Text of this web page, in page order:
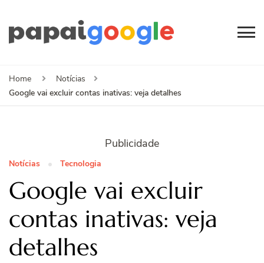
Home
Notícias
Google vai excluir contas inativas: veja detalhes
Publicidade
Notícias Tecnologia
Google vai excluir
contas inativas: veja
detalhes